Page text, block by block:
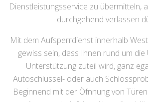
Dienstleistungsservice zu übermitteln,
durchgehend verlassen
Mit dem Aufsperrdienst innerhalb
gewiss sein, dass Ihnen rund um die
Unterstützung zuteil wird, ganz
Autoschlüssel- oder auch
Beginnend mit der Öfnnung von